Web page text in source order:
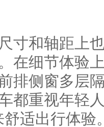
和轴距上也
在细节体验
排侧窗多层
都重视年轻
舒适出行体验